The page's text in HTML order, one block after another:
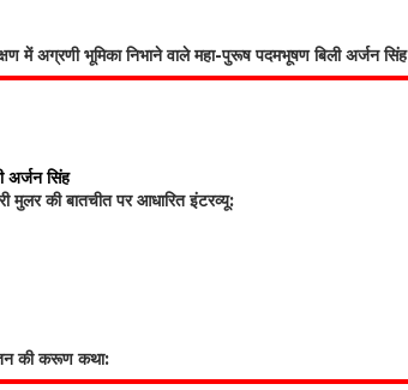
में अग्रणी भूमिका निभाने वाले महा-पुरूष पदमभूषण बिली अर्जन सिंह
अर्जन सिंह
मुलर की बातचीत पर आधारित इंटरव्यू:
की करूण कथा: